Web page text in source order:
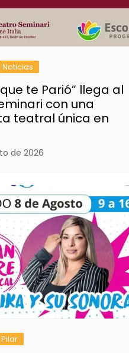
Noticias
te Parió” llega al
con una
teatral única en
de 2026
Pilar